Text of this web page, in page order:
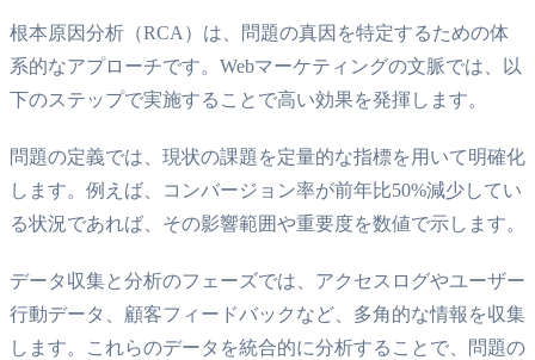
根本原因分析（RCA）は、問題の真因を特定するための体
系的なアプローチです。Webマーケティングの文脈では、以
下のステップで実施することで高い効果を発揮します。
問題の定義では、現状の課題を定量的な指標を用いて明確化
します。例えば、コンバージョン率が前年比50%減少してい
る状況であれば、その影響範囲や重要度を数値で示します。
データ収集と分析のフェーズでは、アクセスログやユーザー
行動データ、顧客フィードバックなど、多角的な情報を収集
します。これらのデータを統合的に分析することで、問題の